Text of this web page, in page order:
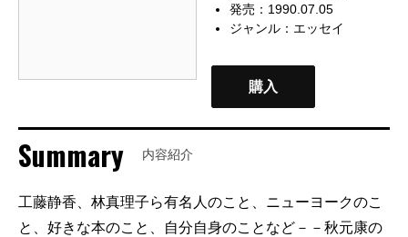
発売：1990.07.05
ジャンル： エッセイ
購入
Summary 内容紹介
工藤静香、林真理子ら有名人のこと、ニューヨークのこ
と、好きな本のこと、自分自身のことなど－－秋元康の